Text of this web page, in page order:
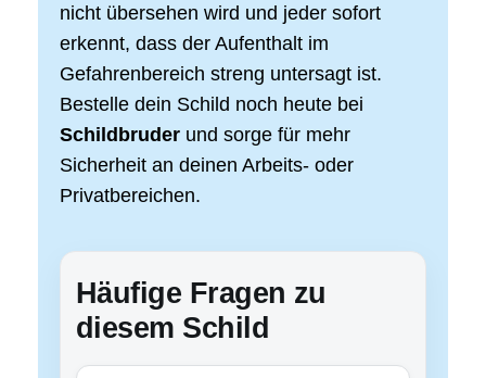
nicht übersehen wird und jeder sofort
erkennt, dass der Aufenthalt im
Gefahrenbereich streng untersagt ist.
Bestelle dein Schild noch heute bei
Schildbruder und sorge für mehr
Sicherheit an deinen Arbeits- oder
Privatbereichen.
Häufige Fragen zu
diesem Schild